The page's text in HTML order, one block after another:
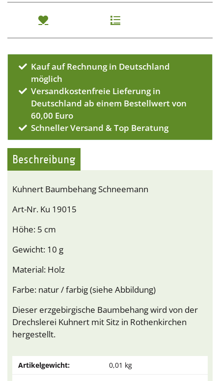
Kauf auf Rechnung in Deutschland
möglich
Versandkostenfreie Lieferung in
Deutschland ab einem Bestellwert von
60,00 Euro
Schneller Versand & Top Beratung
Beschreibung
Kuhnert Baumbehang Schneemann
Art-Nr. Ku 19015
Höhe: 5 cm
Gewicht: 10 g
Material: Holz
Farbe: natur / farbig (siehe Abbildung)
Dieser erzgebirgische Baumbehang wird von der
Drechslerei Kuhnert mit Sitz in Rothenkirchen
hergestellt.
Artikelgewicht: 0,01 kg